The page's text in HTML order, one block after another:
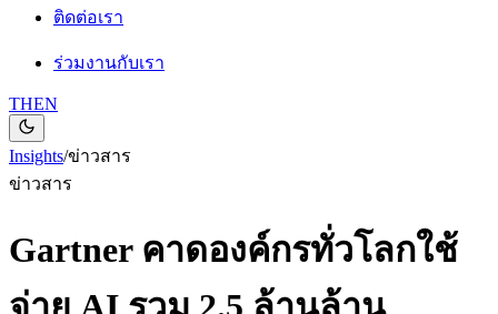
ติดต่อเรา
ร่วมงานกับเรา
THEN
Insights/ข่าวสาร
ข่าวสาร
Gartner คาดองค์กรทั่วโลกใช้